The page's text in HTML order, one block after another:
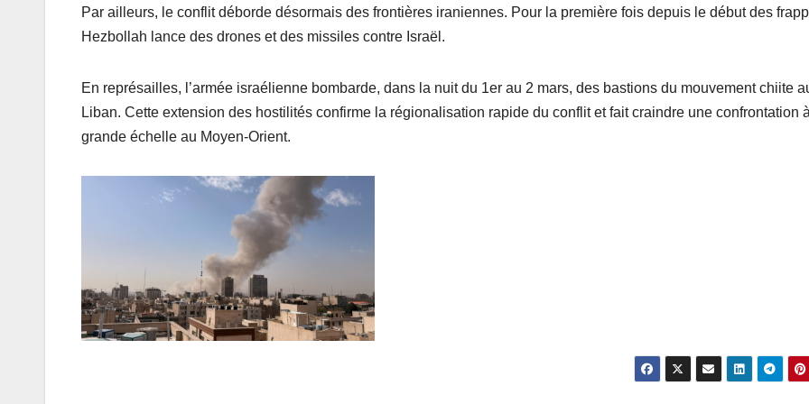
Par ailleurs, le conflit déborde désormais des frontières iraniennes. Pour la première fois depuis le début des
Hezbollah lance des drones et des missiles contre Israël.
En représailles, l’armée israélienne bombarde, dans la nuit du 1er au 2 mars, des bastions du mouvement chiite
Liban. Cette extension des hostilités confirme la régionalisation rapide du conflit et fait craindre une confrontation
grande échelle au Moyen-Orient.